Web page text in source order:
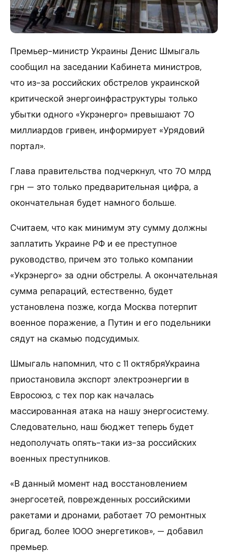
Премьер-министр Украины Денис Шмыгаль
сообщил на заседании Кабинета министров,
что из-за российских обстрелов украинской
критической энергоинфраструктуры только
убытки одного «Укрэнерго» превышают 70
миллиардов гривен, информирует «Урядовий
портал».
Глава правительства подчеркнул, что 70 млрд
грн — это только предварительная цифра, а
окончательная будет намного больше.
Считаем, что как минимум эту сумму должны
заплатить Украине РФ и ее преступное
руководство, причем это только компании
«Укрэнерго» за одни обстрелы. А окончательная
сумма репараций, естественно, будет
установлена позже, когда Москва потерпит
военное поражение, а Путин и его подельники
сядут на скамью подсудимых.
Шмыгаль напомнил, что с 11 октябряУкраина
приостановила экспорт электроэнергии в
Евросоюз, с тех пор как началась
массированная атака на нашу энергосистему.
Следовательно, наш бюджет теперь будет
недополучать опять-таки из-за российских
военных преступников.
«В данный момент над восстановлением
энергосетей, поврежденных российскими
ракетами и дронами, работает 70 ремонтных
бригад, более 1000 энергетиков», — добавил
премьер.